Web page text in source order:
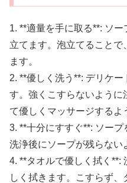
1. **適量を手に取る**: ソ
立てます。泡立てることで
ます。
2. **優しく洗う**: デリケ
す。強くこすらないように
て優しくマッサージするよ
3. **十分にすすぐ**: ソープ
洗浄後にソープが残らない
4. **タオルで優しく拭く**:
しく拭きます。こすらず